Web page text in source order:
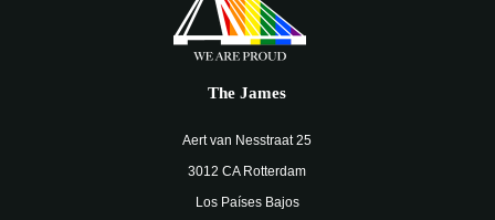
The James
Aert van Nesstraat 25
3012 CA Rotterdam
Los Países Bajos